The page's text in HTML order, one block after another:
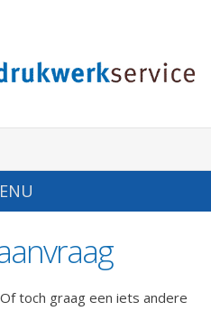
toch graag een iets andere